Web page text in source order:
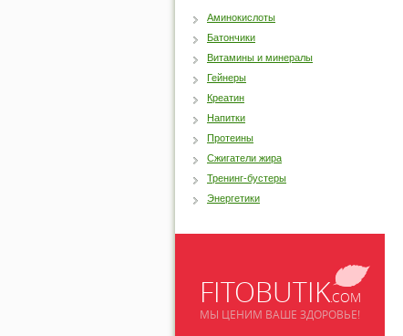
Аминокислоты
Батончики
Витамины и минералы
Гейнеры
Креатин
Напитки
Протеины
Сжигатели жира
Тренинг-бустеры
Энергетики
FITOBUTIK.COM
МЫ ЦЕНИМ ВАШЕ ЗДОРОВЬЕ!